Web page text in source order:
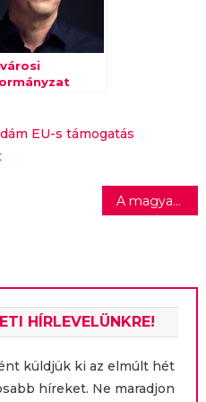
napját
EU-s támogatás
A magyar eredet megbízhatóságot sugall – és a fogyasztók többet költeni is hajlandóak érte
HÍRLEVELÜNKRE!
küldjük ki az elmúlt hét
híreket. Ne maradjon